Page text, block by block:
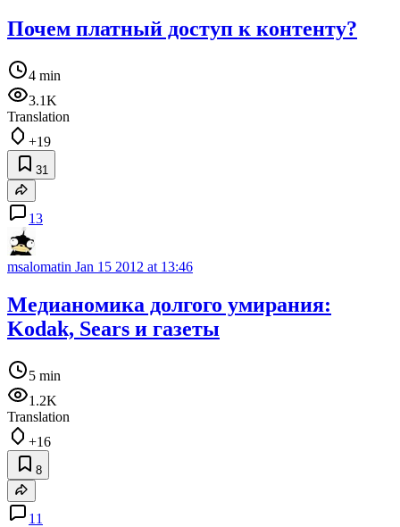
Почем платный доступ к контенту?
4 min
3.1K
Translation
+19
31
13
msalomatin Jan 15 2012 at 13:46
Медианомика долгого умирания:
Kodak, Sears и газеты
5 min
1.2K
Translation
+16
8
11